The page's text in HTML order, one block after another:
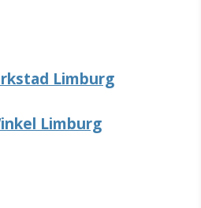
Limburg
Limburg